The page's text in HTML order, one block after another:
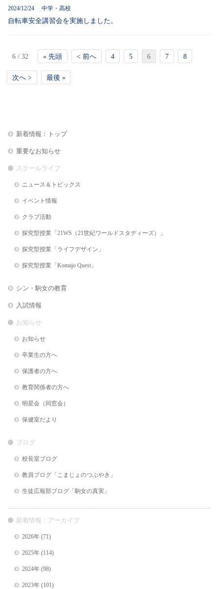
2024/12/24 中学・高校
自転車安全講習会を実施しました。
6 / 32 « 先頭 < 前へ 4 5 6 7 8
次へ > 最後 »
新着情報：トップ
重要なお知らせ
スクールライフ
ニュース＆トピックス
イベント情報
クラブ活動
探究型授業「21WS（21世紀ワールドスタディーズ）」
探究型授業「ライフデザイン」
探究型授業「Komajo Quest」
シン・駒女の教育
入試情報
お知らせ
お知らせ
卒業生の方へ
保護者の方へ
教育関係者の方へ
明星会（同窓会）
保健室だより
ブログ
校長室ブログ
教員ブログ「こまじょのつぶやき」
生徒広報部ブログ「駒女の真実」
新着情報：アーカイブ
2026年(71)
2025年(114)
2024年(98)
2023年(101)